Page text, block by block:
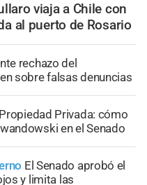
viaja a Chile con
al puerto de Rosario
rechazo del
sobre falsas denuncias
Privada: cómo
en el Senado
El Senado aprobó el
y limita las